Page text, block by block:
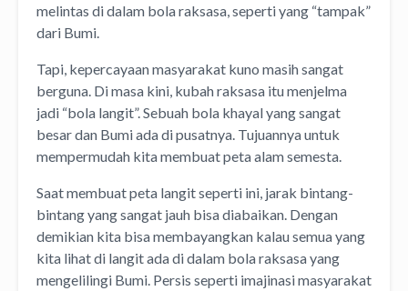
melintas di dalam bola raksasa, seperti yang “tampak”
dari Bumi.
Tapi, kepercayaan masyarakat kuno masih sangat
berguna. Di masa kini, kubah raksasa itu menjelma
jadi “bola langit”. Sebuah bola khayal yang sangat
besar dan Bumi ada di pusatnya. Tujuannya untuk
mempermudah kita membuat peta alam semesta.
Saat membuat peta langit seperti ini, jarak bintang-
bintang yang sangat jauh bisa diabaikan. Dengan
demikian kita bisa membayangkan kalau semua yang
kita lihat di langit ada di dalam bola raksasa yang
mengelilingi Bumi. Persis seperti imajinasi masyarakat